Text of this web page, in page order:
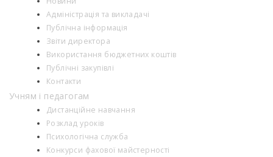
Адміністрація та викладачі
Публічна інформація
Звіти директора
Використання бюджетних коштів
Публічні закупівлі
Контакти
Учням і педагогам
Дистанційне навчання
Розклад уроків
Психологiчна служба
Конкурси фахової майстерності